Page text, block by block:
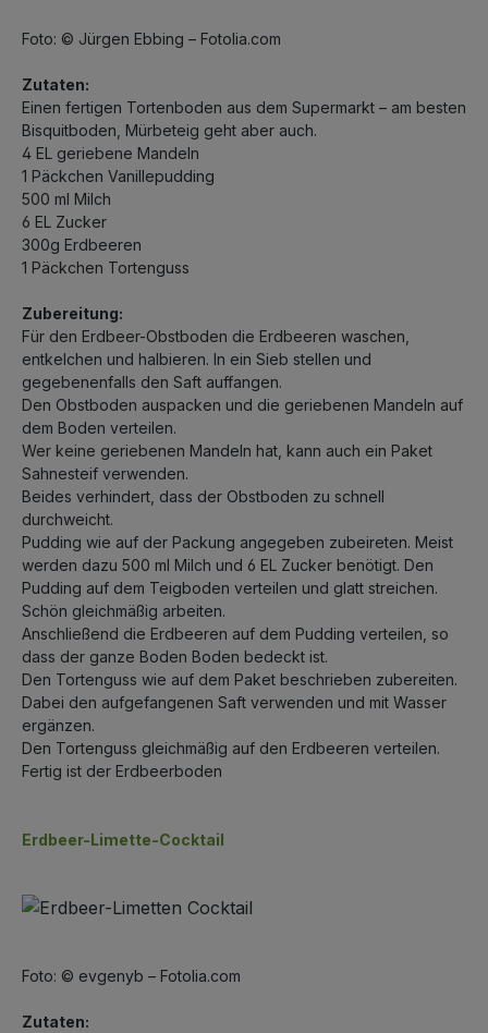
Foto: © Jürgen Ebbing – Fotolia.com
Zutaten:
Einen fertigen Tortenboden aus dem Supermarkt – am besten
Bisquitboden, Mürbeteig geht aber auch.
4 EL geriebene Mandeln
1 Päckchen Vanillepudding
500 ml Milch
6 EL Zucker
300g Erdbeeren
1 Päckchen Tortenguss
Zubereitung:
Für den Erdbeer-Obstboden die Erdbeeren waschen,
entkelchen und halbieren. In ein Sieb stellen und
gegebenenfalls den Saft auffangen.
Den Obstboden auspacken und die geriebenen Mandeln auf
dem Boden verteilen.
Wer keine geriebenen Mandeln hat, kann auch ein Paket
Sahnesteif verwenden.
Beides verhindert, dass der Obstboden zu schnell
durchweicht.
Pudding wie auf der Packung angegeben zubeireten. Meist
werden dazu 500 ml Milch und 6 EL Zucker benötigt. Den
Pudding auf dem Teigboden verteilen und glatt streichen.
Schön gleichmäßig arbeiten.
Anschließend die Erdbeeren auf dem Pudding verteilen, so
dass der ganze Boden Boden bedeckt ist.
Den Tortenguss wie auf dem Paket beschrieben zubereiten.
Dabei den aufgefangenen Saft verwenden und mit Wasser
ergänzen.
Den Tortenguss gleichmäßig auf den Erdbeeren verteilen.
Fertig ist der Erdbeerboden
Erdbeer-Limette-Cocktail
Foto: © evgenyb – Fotolia.com
Zutaten: